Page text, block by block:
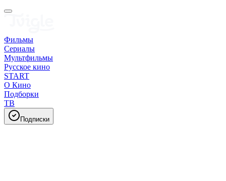
Фильмы
Сериалы
Мультфильмы
Русское кино
START
О Кино
Подборки
ТВ
Подписки